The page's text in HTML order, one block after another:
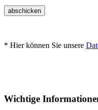
abschicken
* Hier können Sie unsere
Wichtige